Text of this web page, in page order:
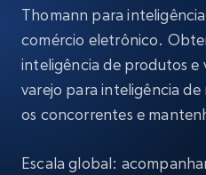
Thomann para
comércio eletrônico.
inteligência de produtos e
varejo para inteligência
os concorrentes e
Escala global: